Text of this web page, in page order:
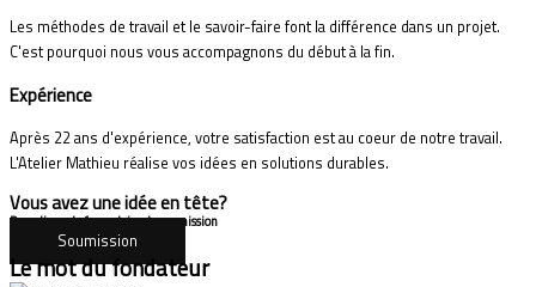
Les méthodes de travail et le savoir-faire font la différence dans un projet.
C'est pourquoi nous vous accompagnons du début à la fin.
Expérience
Après 22 ans d'expérience, votre satisfaction est au coeur de notre travail.
L'Atelier Mathieu réalise vos idées en solutions durables.
Vous avez une idée en tête?
Remplissez le formulaire de soumission
Soumission
Le mot du fondateur